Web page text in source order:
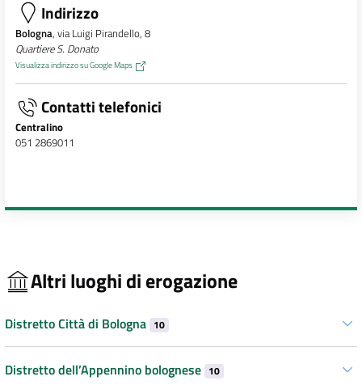
Indirizzo
Bologna, via Luigi Pirandello, 8
Quartiere S. Donato
Visualizza indirizzo su Google Maps
Contatti telefonici
Centralino
051 2869011
Altri luoghi di erogazione
Distretto Città di Bologna 10
Distretto dell’Appennino bolognese 10